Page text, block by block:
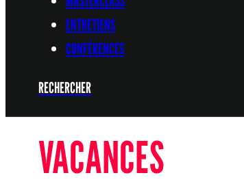
ENTRETIENS
CONFÉRENCES
RECHERCHER
VACANCES